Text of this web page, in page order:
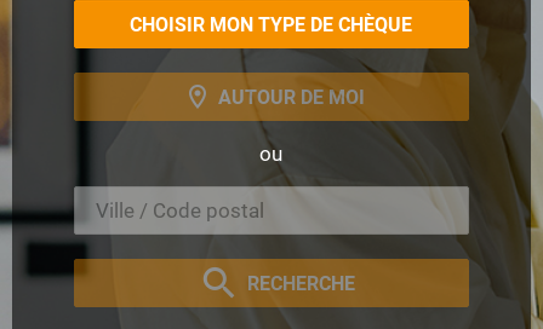
CHOISIR MON TYPE DE CHÈQUE
AUTOUR DE MOI
ou
RECHERCHE